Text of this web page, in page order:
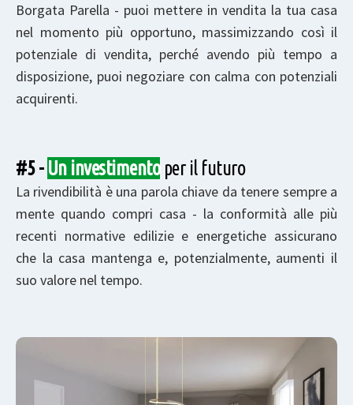
Borgata Parella - puoi mettere in vendita la tua casa
nel momento più opportuno, massimizzando così il
potenziale di vendita, perché avendo più tempo a
disposizione, puoi negoziare con calma con potenziali
acquirenti.
#5 - Un investimento per il futuro
La rivendibilità è una parola chiave da tenere sempre a
mente quando compri casa - la conformità alle più
recenti normative edilizie e energetiche assicurano
che la casa mantenga e, potenzialmente, aumenti il
suo valore nel tempo.